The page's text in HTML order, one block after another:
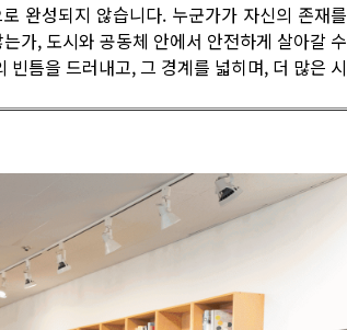
완성되지 않습니다. 누군가가 자신의 존재를
가, 도시와 공동체 안에서 안전하게 살아갈 수
틈을 드러내고, 그 경계를 넓히며, 더 많은 시